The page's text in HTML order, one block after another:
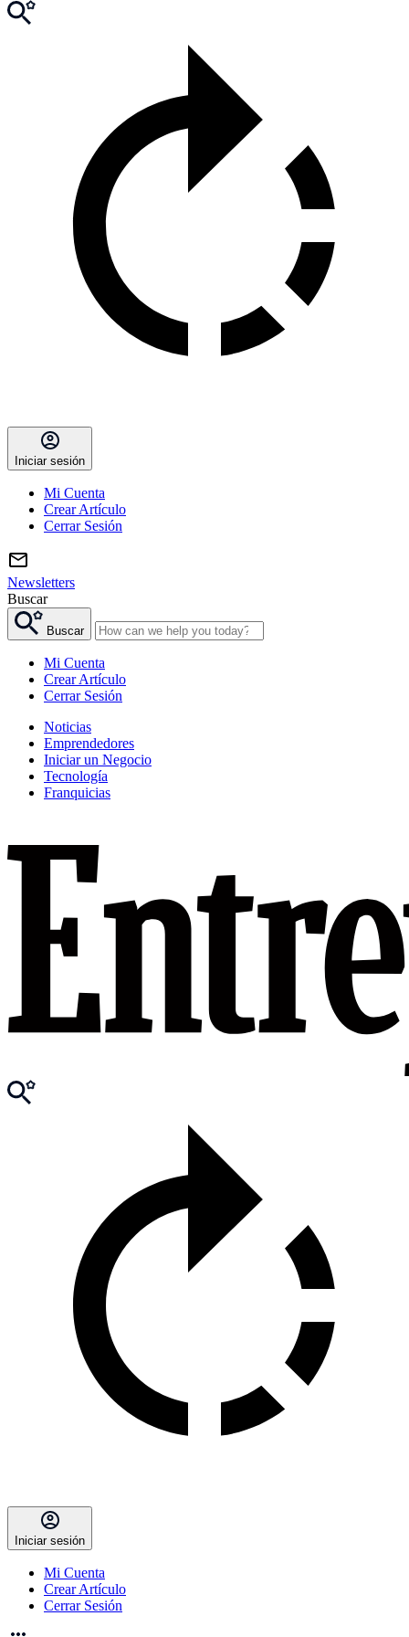
Iniciar sesión
Mi Cuenta
Crear Artículo
Cerrar Sesión
Newsletters
Buscar
Buscar
Mi Cuenta
Crear Artículo
Cerrar Sesión
Noticias
Emprendedores
Iniciar un Negocio
Tecnología
Franquicias
Iniciar sesión
Mi Cuenta
Crear Artículo
Cerrar Sesión